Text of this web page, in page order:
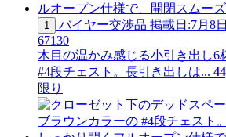
1 バイヤー交渉品 掲載日:7月8日
67130
木目の温かみ感じる小引き出し6
#4段チェスト。長引き出しは...
限り